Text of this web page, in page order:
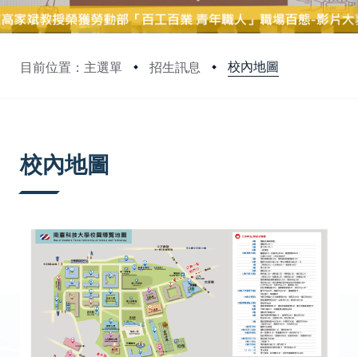
目前位置：主選單 招生訊息 校內地圖
校內地圖